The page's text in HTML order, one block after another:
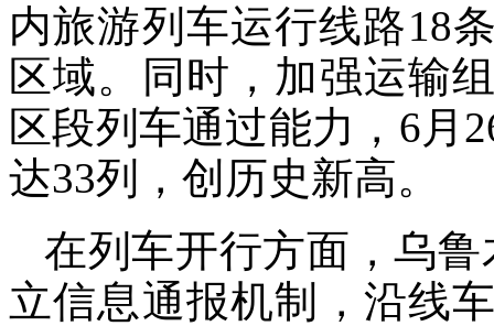
内旅游列车运行线路18
区域。同时，加强运输
区段列车通过能力，6月
达33列，创历史新高。
在列车开行方面，乌
立信息通报机制，沿线